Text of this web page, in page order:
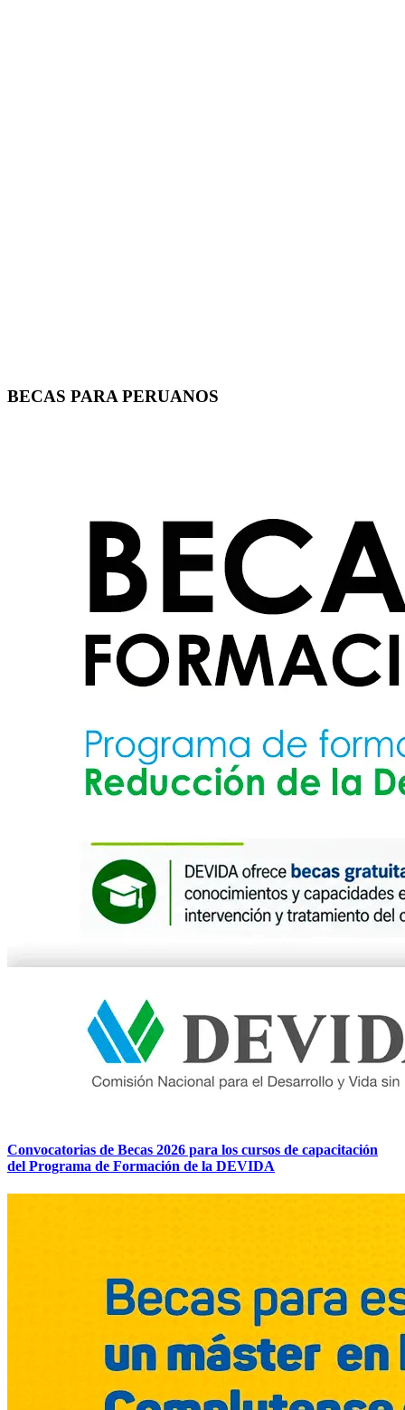
BECAS PARA PERUANOS
Convocatorias de Becas 2026 para los cursos de capacitación
del Programa de Formación de la DEVIDA